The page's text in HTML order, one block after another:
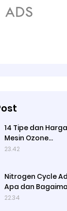
14 Tipe dan Harga
Mesin Ozone
Generator Murah
Jual Ozone
23.42
Nitrogen Cycle
Apa dan
Prosesnya?
22.34